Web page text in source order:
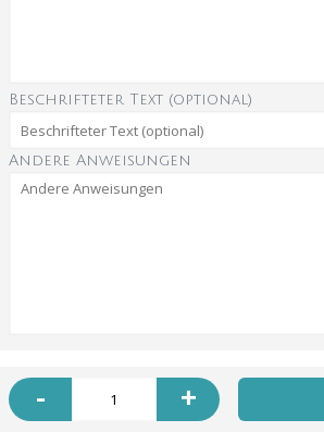
Beschrifteter Text (optional)
Andere Anweisungen
- +